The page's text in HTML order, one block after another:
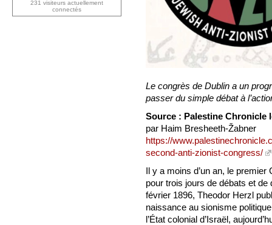
Le congrès de Dublin a un
passer du simple débat à
Source : Palestine Chronicle
par Haim Bresheeth-Žabner
https://
second-anti-zionist-congress/
Il y a moins d’un an, le
pour trois jours de débats et
février 1896, Theodor Herzl
naissance au sionisme
l’État colonial d’Israël,
231 visiteurs actuellement
connectés